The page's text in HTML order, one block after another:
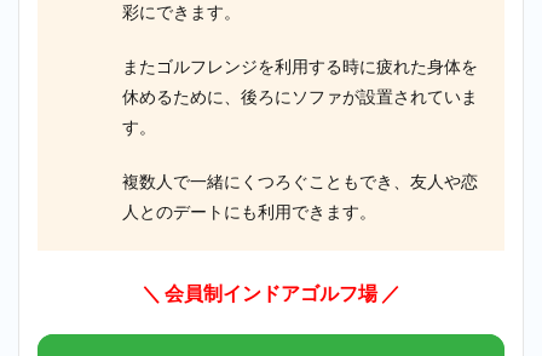
彩にできます。
またゴルフレンジを利用する時に疲れた身体を
休めるために、後ろにソファが設置されていま
す。
複数人で一緒にくつろぐこともでき、友人や恋
人とのデートにも利用できます。
＼ 会員制インドアゴルフ場 ／